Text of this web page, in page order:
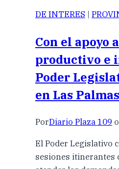
DE INTERES |
Con el apoyo
productivo e
Poder
en Las Palmas
PorDiario Plaza 109
El Poder Legislativo
sesiones itinerantes